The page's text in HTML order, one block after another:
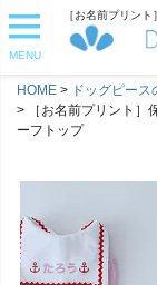
MENU
HOME
ドッグピー
［お名前プリント
ーフトップ